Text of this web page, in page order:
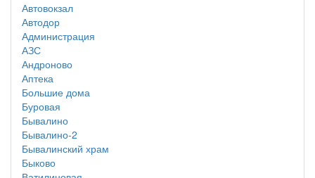
Автовокзал
Автодор
Администрация
АЗС
Андроново
Аптека
Большие дома
Буровая
Бывалино
Бывалино-2
Бывалинский храм
Быково